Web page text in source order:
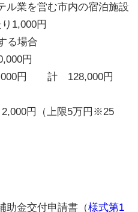
業を営む市内の宿泊施設
1,000円
る場合
円
円 計 128,000円
円（上限5万円※25
金交付申請書（様式第1